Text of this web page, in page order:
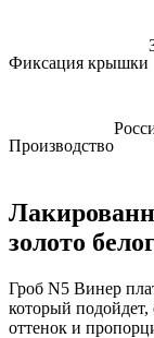
Фиксация крышки
Производство
золото
Гроб N5 Винер
который
оттенок и